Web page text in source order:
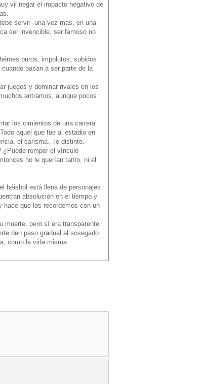
vil negar el impacto negativo de
servir -una vez más, en una
ser invencible, ser famoso no
puros, impolutos, subidos
pasan a ser parte de la
juegos y dominar rivales en los
entramos, aunque pocos
los cimientos de una carrera
aquel que fue al estadio en
el carisma…lo distinto.
¿Puede romper el vínculo
no le querían tanto, ni el
béisbol está llena de personajes
absolución en el tiempo y
hace que los recordemos con un
muerte, pero sí era transparente
den paso gradual al sosegado
como la vida misma.